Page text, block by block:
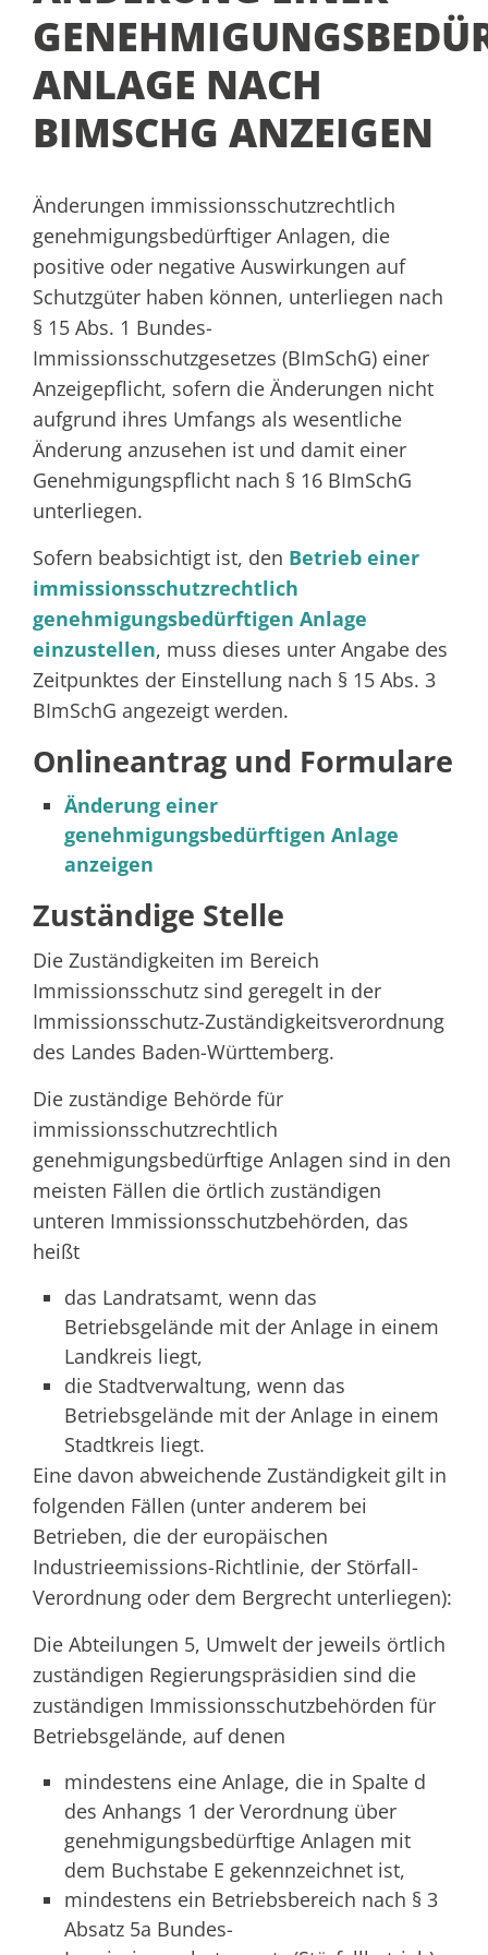
ANLAGE NACH
BIMSCHG ANZEIGEN
Änderungen immissionsschutzrechtlich
genehmigungsbedürftiger Anlagen, die
positive oder negative Auswirkungen auf
Schutzgüter haben können, unterliegen nach
§ 15 Abs. 1 Bundes-
Immissionsschutzgesetzes (BImSchG) einer
Anzeigepflicht, sofern die Änderungen nicht
aufgrund ihres Umfangs als wesentliche
Änderung anzusehen ist und damit einer
Genehmigungspflicht nach § 16 BImSchG
unterliegen.
Sofern beabsichtigt ist, den Betrieb einer
immissionsschutzrechtlich
genehmigungsbedürftigen Anlage
einzustellen, muss dieses unter Angabe des
Zeitpunktes der Einstellung nach § 15 Abs. 3
BImSchG angezeigt werden.
Onlineantrag und Formulare
Änderung einer
genehmigungsbedürftigen Anlage
anzeigen
Zuständige Stelle
Die Zuständigkeiten im Bereich
Immissionsschutz sind geregelt in der
Immissionsschutz-Zuständigkeitsverordnung
des Landes Baden-Württemberg.
Die zuständige Behörde für
immissionsschutzrechtlich
genehmigungsbedürftige Anlagen sind in den
meisten Fällen die örtlich zuständigen
unteren Immissionsschutzbehörden, das
heißt
das Landratsamt, wenn das
Betriebsgelände mit der Anlage in einem
Landkreis liegt,
die Stadtverwaltung, wenn das
Betriebsgelände mit der Anlage in einem
Stadtkreis liegt.
Eine davon abweichende Zuständigkeit gilt in
folgenden Fällen (unter anderem bei
Betrieben, die der europäischen
Industrieemissions-Richtlinie, der Störfall-
Verordnung oder dem Bergrecht unterliegen):
Die Abteilungen 5, Umwelt der jeweils örtlich
zuständigen Regierungspräsidien sind die
zuständigen Immissionsschutzbehörden für
Betriebsgelände, auf denen
mindestens eine Anlage, die in Spalte d
des Anhangs 1 der Verordnung über
genehmigungsbedürftige Anlagen mit
dem Buchstabe E gekennzeichnet ist,
mindestens ein Betriebsbereich nach § 3
Absatz 5a Bundes-